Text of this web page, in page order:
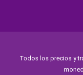
Todos los precios y